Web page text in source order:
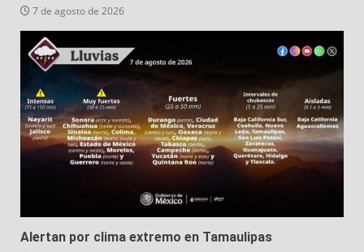
7 de agosto de 2026
Alertan por clima extremo en Tamaulipas